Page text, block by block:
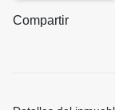
Compartir